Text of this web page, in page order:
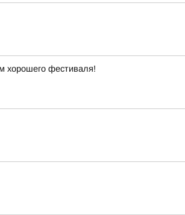
хорошего фестиваля!